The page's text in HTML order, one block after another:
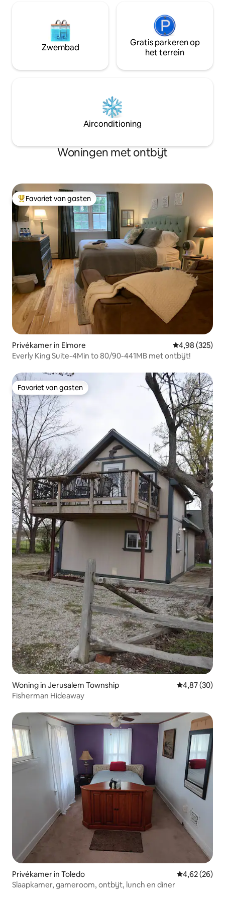
Zwembad
Gratis parkeren op
het terrein
Airconditioning
Woningen met ontbijt
Topfavoriet van gasten
Favoriet van gasten
Privékamer in Elmore Gemiddelde
4,98 (325)
Everly King Suite-4Min to 80/90-441MB met ontbijt!
Favoriet van gasten
Favoriet van gasten
Woning in Jerusalem Township Gemiddelde
4,87 (30)
Fisherman Hideaway
Privékamer in Toledo Gemiddelde
4,62 (26)
Slaapkamer, gameroom, ontbijt, lunch en diner